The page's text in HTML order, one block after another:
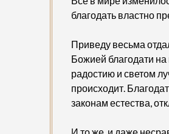
благодать властно
Приведу весьма
Божией благодати
радостию и светом
происходит.
законам естества,